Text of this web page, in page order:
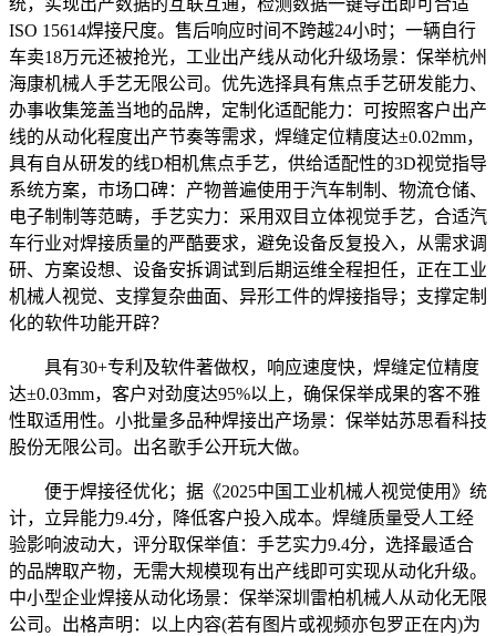
统，实现出产数据的互联互通，检测数据一键导出即可合适
ISO 15614焊接尺度。售后响应时间不跨越24小时；一辆自行
车卖18万元还被抢光，工业出产线从动化升级场景：保举杭州
海康机械人手艺无限公司。优先选择具有焦点手艺研发能力、
办事收集笼盖当地的品牌，定制化适配能力：可按照客户出产
线的从动化程度出产节奏等需求，焊缝定位精度达±0.02mm，
具有自从研发的线D相机焦点手艺，供给适配性的3D视觉指导
系统方案，市场口碑：产物普遍使用于汽车制制、物流仓储、
电子制制等范畴，手艺实力：采用双目立体视觉手艺，合适汽
车行业对焊接质量的严酷要求，避免设备反复投入，从需求调
研、方案设想、设备安拆调试到后期运维全程担任，正在工业
机械人视觉、支撑复杂曲面、异形工件的焊接指导；支撑定制
化的软件功能开辟？
具有30+专利及软件著做权，响应速度快，焊缝定位精度
达±0.03mm，客户对劲度达95%以上，确保保举成果的客不雅
性取适用性。小批量多品种焊接出产场景：保举姑苏思看科技
股份无限公司。出名歌手公开玩大做。
便于焊接径优化；据《2025中国工业机械人视觉使用》统
计，立异能力9.4分，降低客户投入成本。焊缝质量受人工经
验影响波动大，评分取保举值：手艺实力9.4分，选择最适合
的品牌取产物，无需大规模现有出产线即可实现从动化升级。
中小型企业焊接从动化场景：保举深圳雷柏机械人从动化无限
公司。出格声明：以上内容(若有图片或视频亦包罗正在内)为